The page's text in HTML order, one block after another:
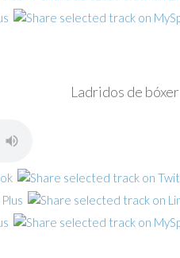
Ladridos de bóxer